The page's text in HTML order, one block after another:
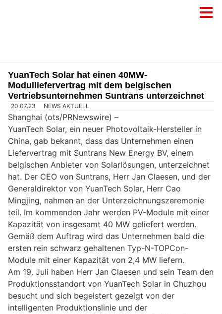
YuanTech Solar hat einen 40MW-
Modulliefervertrag mit dem belgischen
Vertriebsunternehmen Suntrans unterzeichnet
20.07.23 NEWS AKTUELL
Shanghai (ots/PRNewswire) –
YuanTech Solar, ein neuer Photovoltaik-Hersteller in
China, gab bekannt, dass das Unternehmen einen
Liefervertrag mit Suntrans New Energy BV, einem
belgischen Anbieter von Solarlösungen, unterzeichnet
hat. Der CEO von Suntrans, Herr Jan Claesen, und der
Generaldirektor von YuanTech Solar, Herr Cao
Mingjing, nahmen an der Unterzeichnungszeremonie
teil. Im kommenden Jahr werden PV-Module mit einer
Kapazität von insgesamt 40 MW geliefert werden.
Gemäß dem Auftrag wird das Unternehmen bald die
ersten rein schwarz gehaltenen Typ-N-TOPCon-
Module mit einer Kapazität von 2,4 MW liefern.
Am 19. Juli haben Herr Jan Claesen und sein Team den
Produktionsstandort von YuanTech Solar in Chuzhou
besucht und sich begeistert gezeigt von der
intelligenten Produktionslinie und der